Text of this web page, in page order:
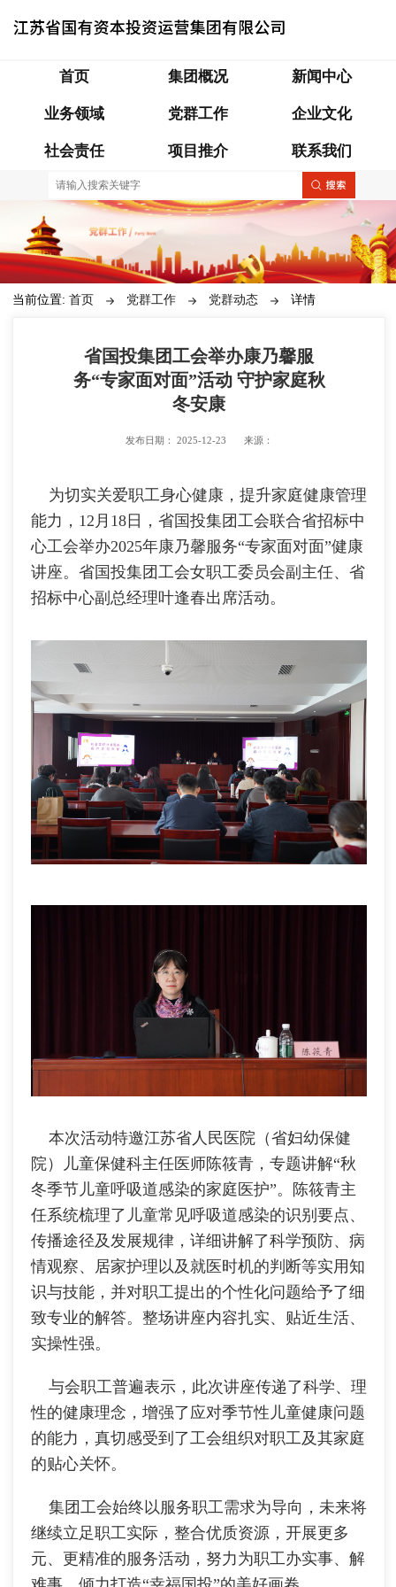
首页 集团概况 新闻中心
业务领域 党群工作 企业文化
社会责任 项目推介 联系我们
当前位置: 首页 党群工作 党群动态 详情
省国投集团工会举办康乃馨服
务“专家面对面”活动 守护家庭秋
冬安康
发布日期： 2025-12-23 来源：
为切实关爱职工身心健康，提升家庭健康管理
能力，12月18日，省国投集团工会联合省招标中
心工会举办2025年康乃馨服务“专家面对面”健康
讲座。省国投集团工会女职工委员会副主任、省
招标中心副总经理叶逢春出席活动。
本次活动特邀江苏省人民医院（省妇幼保健
院）儿童保健科主任医师陈筱青，专题讲解“秋
冬季节儿童呼吸道感染的家庭医护”。陈筱青主
任系统梳理了儿童常见呼吸道感染的识别要点、
传播途径及发展规律，详细讲解了科学预防、病
情观察、居家护理以及就医时机的判断等实用知
识与技能，并对职工提出的个性化问题给予了细
致专业的解答。整场讲座内容扎实、贴近生活、
实操性强。
与会职工普遍表示，此次讲座传递了科学、理
性的健康理念，增强了应对季节性儿童健康问题
的能力，真切感受到了工会组织对职工及其家庭
的贴心关怀。
集团工会始终以服务职工需求为导向，未来将
继续立足职工实际，整合优质资源，开展更多
元、更精准的服务活动，努力为职工办实事、解